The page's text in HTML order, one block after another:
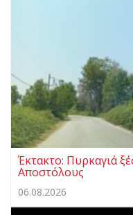
Έκτακτο: Πυρκαγιά
Αποστόλους
06.08.2026